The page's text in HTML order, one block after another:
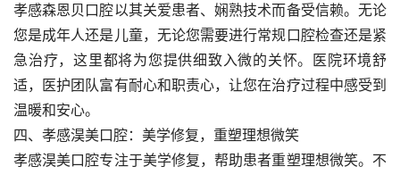
孝感森恩贝口腔以其关爱患者、娴熟技术而备受信赖。无论
您是成年人还是儿童，无论您需要进行常规口腔检查还是紧
急治疗，这里都将为您提供细致入微的关怀。医院环境舒
适，医护团队富有耐心和职责心，让您在治疗过程中感受到
温暖和安心。
四、孝感淏美口腔：美学修复，重塑理想微笑
孝感淏美口腔专注于美学修复，帮助患者重塑理想微笑。不